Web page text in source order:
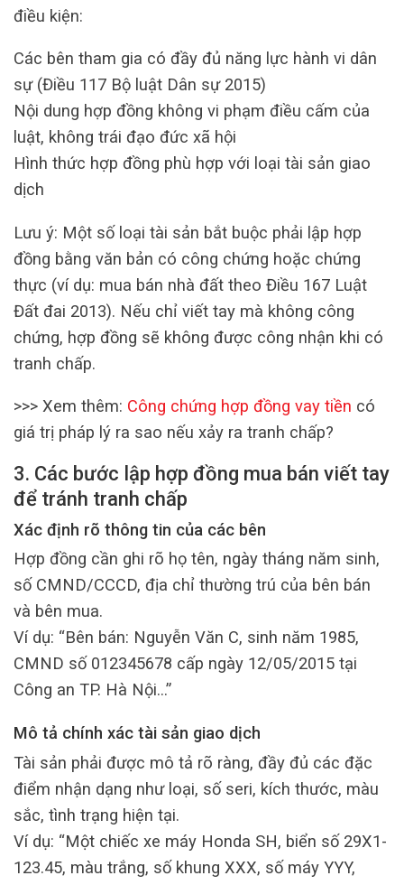
điều kiện:
Các bên tham gia có đầy đủ năng lực hành vi dân
sự (Điều 117 Bộ luật Dân sự 2015)
Nội dung hợp đồng không vi phạm điều cấm của
luật, không trái đạo đức xã hội
Hình thức hợp đồng phù hợp với loại tài sản giao
dịch
Lưu ý: Một số loại tài sản bắt buộc phải lập hợp
đồng bằng văn bản có công chứng hoặc chứng
thực (ví dụ: mua bán nhà đất theo Điều 167 Luật
Đất đai 2013). Nếu chỉ viết tay mà không công
chứng, hợp đồng sẽ không được công nhận khi có
tranh chấp.
>>> Xem thêm: Công chứng hợp đồng vay tiền có
giá trị pháp lý ra sao nếu xảy ra tranh chấp?
3. Các bước lập hợp đồng mua bán viết tay
để tránh tranh chấp
Xác định rõ thông tin của các bên
Hợp đồng cần ghi rõ họ tên, ngày tháng năm sinh,
số CMND/CCCD, địa chỉ thường trú của bên bán
và bên mua.
Ví dụ: “Bên bán: Nguyễn Văn C, sinh năm 1985,
CMND số 012345678 cấp ngày 12/05/2015 tại
Công an TP. Hà Nội…”
Mô tả chính xác tài sản giao dịch
Tài sản phải được mô tả rõ ràng, đầy đủ các đặc
điểm nhận dạng như loại, số seri, kích thước, màu
sắc, tình trạng hiện tại.
Ví dụ: “Một chiếc xe máy Honda SH, biển số 29X1-
123.45, màu trắng, số khung XXX, số máy YYY,